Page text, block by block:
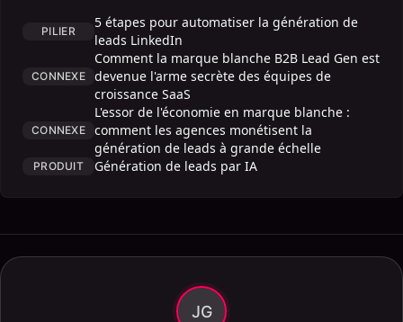
PILIER
5 étapes pour automatiser la génération de
leads LinkedIn
CONNEXE
Comment la marque blanche B2B Lead Gen est
devenue l'arme secrète des équipes de
croissance SaaS
CONNEXE
L'essor de l'économie en marque blanche :
comment les agences monétisent la
génération de leads à grande échelle
PRODUIT Génération de leads par IA
JG